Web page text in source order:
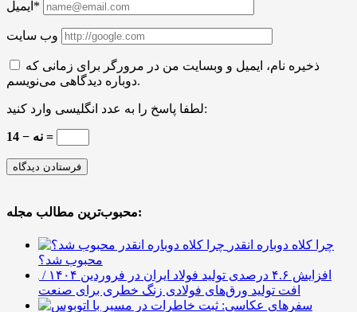
ایمیل*
وب سایت
ذخیره نام، ایمیل و وبسایت من در مرورگر برای زمانی که
دوباره دیدگاهی می‌نویسم.
لطفا پاسخ را به عدد انگلیسی وارد کنید:
14 − نه =
محبوب‌ترین مطالب مجله:
چرا کلاه دوباره انقدر
محبوب شد؟
افزایش ۴.۶ درصدی تولید فولاد ایران در فروردین ۱۴۰۴ /
افت تولید ورق‌های فولادی زنگ خطری برای صنعت